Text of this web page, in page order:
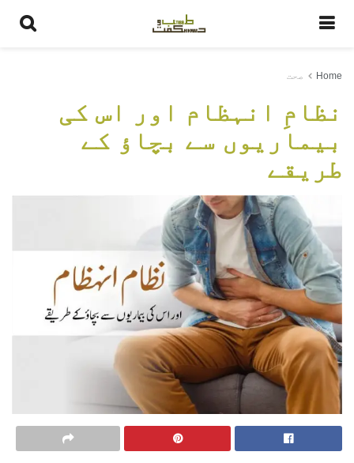
Home صحت
نظامِ انہظام اور اس کی
بیماریوں سے بچاؤ کے
طریقے